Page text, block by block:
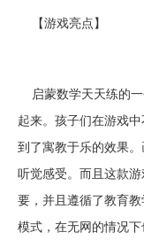
【游戏亮点】
启蒙数学天天练的
起来。孩子们在游戏
到了寓教于乐的效果
听觉感受。而且这款
要，并且遵循了教育
模式，在无网的情况